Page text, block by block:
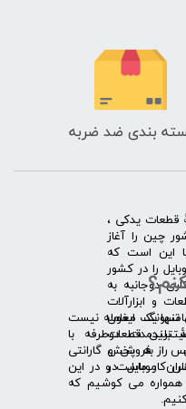
بندی ضد ضربه
واسطۀ قطعات یدکی ،
چین را آغاز
این است که
را در کشور
دوجانبه به
و ابزارآلات
ایفون
قطعات
را به پخش
موبایل در
تنها یک معامله نیست
بلندمدت دوطرفه با
از فروش و گارانتی
کار ماست و در این
همواره می کوشیم که